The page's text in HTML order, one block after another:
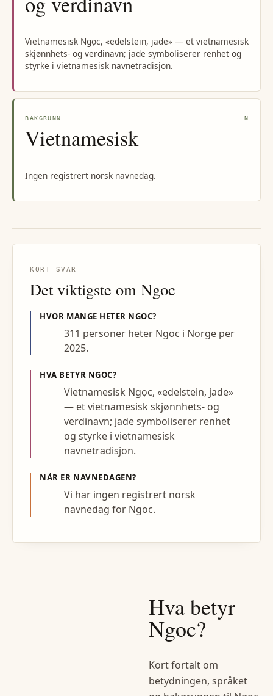
Vietnamesisk Ngọc, «edelstein, jade» — et vietnamesisk
skjønnhets- og verdinavn; jade symboliserer renhet og
styrke i vietnamesisk navnetradisjon.
BAKGRUNN N
Vietnamesisk
Ingen registrert norsk navnedag.
KORT SVAR
Det viktigste om Ngoc
HVOR MANGE HETER NGOC?
311 personer heter Ngoc i Norge per
2025.
HVA BETYR NGOC?
Vietnamesisk Ngọc, «edelstein, jade»
— et vietnamesisk skjønnhets- og
verdinavn; jade symboliserer renhet
og styrke i vietnamesisk
navnetradisjon.
NÅR ER NAVNEDAGEN?
Vi har ingen registrert norsk
navnedag for Ngoc.
Hva betyr
Ngoc?
Kort fortalt om
betydningen, språket